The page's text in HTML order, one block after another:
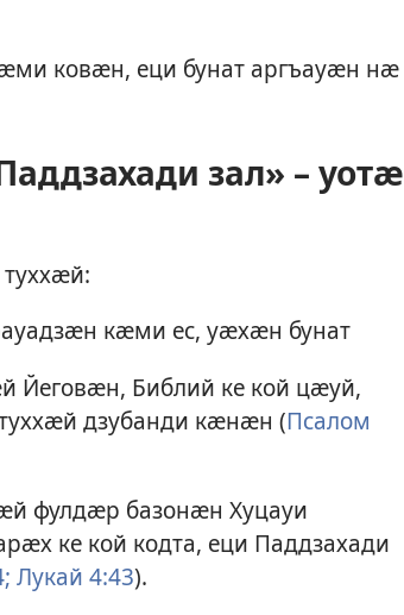
ковӕн, еци бунат аргъауӕн нӕ
зал» – уотӕ
кӕми ес, уӕхӕн бунат
Библий ке кой цӕуй,
дзубанди кӕнӕн (Псалом
фулдӕр базонӕн Хуцауи
ке кой кодта, еци Паддзахади
Лукай 4:43).